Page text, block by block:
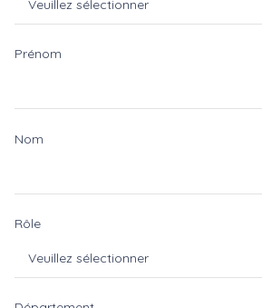
Prénom
Nom
Rôle